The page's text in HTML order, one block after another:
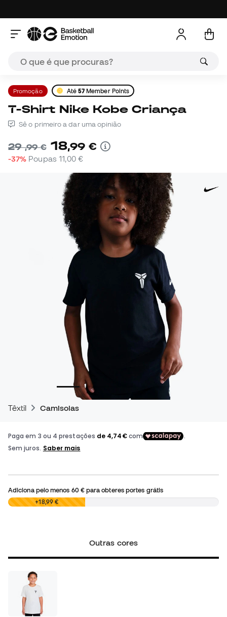
Promoção Até 57 Member Points
T-Shirt Nike Kobe Criança
Sê o primeiro a dar uma opinião
29,99 € 18,99 €
-37% Poupas 11,00 €
Têxtil Camisolas
Adiciona pelo menos 60 €para obteres portes grátis
0,00 € +18,99 €
Outras cores